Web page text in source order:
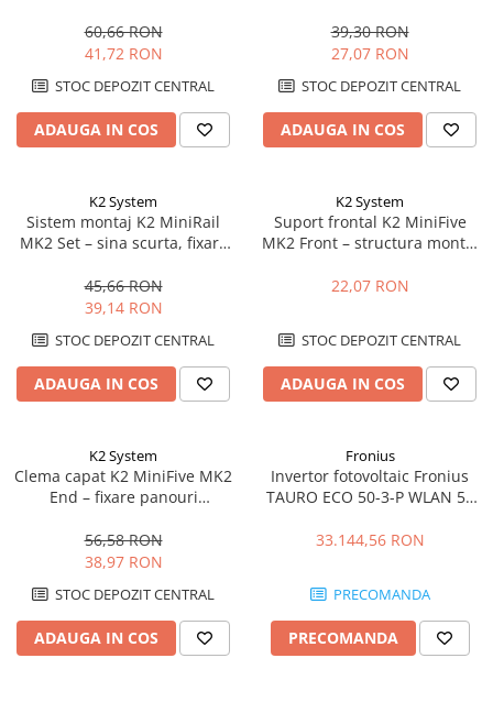
6
60,66 RON
41,72 RON
STOC DEPOZIT CENTRAL
ADAUGA IN COS
39,30 RON
27,07 RON
STOC DEPOZIT CENTRAL
ADAUGA IN COS
K2 System
Sistem montaj K2 MiniRail
MK2 Set – sina scurta, fixare
panouri
45,66 RON
39,14 RON
STOC DEPOZIT CENTRAL
ADAUGA IN COS
K2 System
Suport frontal K2 MiniFive
MK2 Front – structura montaj
22,07 RON
STOC DEPOZIT CENTRAL
ADAUGA IN COS
K2 System
Clema capat K2 MiniFive MK2
End – fixare panouri
MiniFive
56,58 RON
38,97 RON
STOC DEPOZIT CENTRAL
ADAUGA IN COS
Fronius
Invertor fotovoltaic Fronius
TAURO ECO 50-3-P WLAN 50
33.144,56 RON
PRECOMANDA
PRECOMANDA